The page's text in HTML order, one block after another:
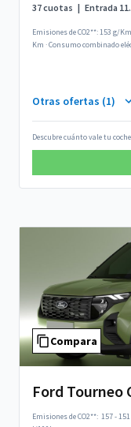
37 cuotas | Entrada
Emisiones de CO2**: 153 g/Km
Km ·Consumo combinado
Otras ofertas (1)
Descubre cuánto vale tu
Compara
Ford Tourneo
Emisiones de CO2**: 157 -